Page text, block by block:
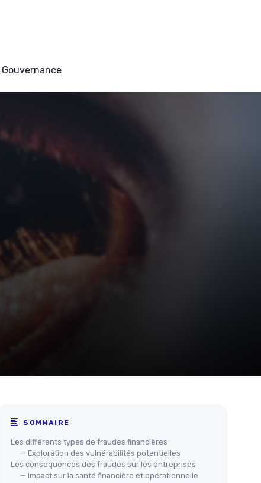
SOMMAIRE
Les différents types de fraudes financières
— Exploration des vulnérabilités potentielles
Les conséquences des fraudes sur les entreprises
— Impact sur la santé financière et opérationnelle